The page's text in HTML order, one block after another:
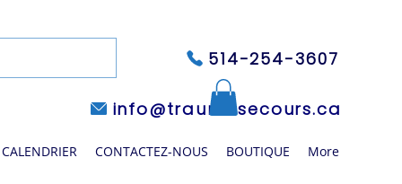
514-254-3607
info@traumasecours.ca
CALENDRIER CONTACTEZ-NOUS BOUTIQUE More